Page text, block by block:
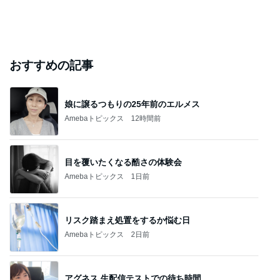
おすすめの記事
娘に譲るつもりの25年前のエルメス
Amebaトピックス 12時間前
目を覆いたくなる酷さの体験会
Amebaトピックス 1日前
リスク踏まえ処置をするか悩む日
Amebaトピックス 2日前
アグネス 生配信テストでの待ち時間